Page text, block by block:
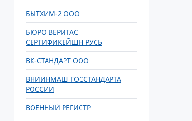
БЫТХИМ-2 ООО
БЮРО ВЕРИТАС
СЕРТИФИКЕЙШН РУСЬ
ВК-СТАНДАРТ ООО
ВНИИНМАШ ГОССТАНДАРТА
РОССИИ
ВОЕННЫЙ РЕГИСТР